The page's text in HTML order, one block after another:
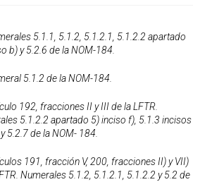
5.1.1, 5.1.2, 5.1.2.1, 5.1.2.2 apartado
b) y 5.2.6 de la NOM-184.
5.1.2 de la NOM-184.
192, fracciones II y III de la LFTR.
5.1.2.2 apartado 5) inciso f), 5.1.3 incisos
5.2.7 de la NOM- 184.
191, fracción V, 200, fracciones II) y VII)
Numerales 5.1.2, 5.1.2.1, 5.1.2.2 y 5.2 de